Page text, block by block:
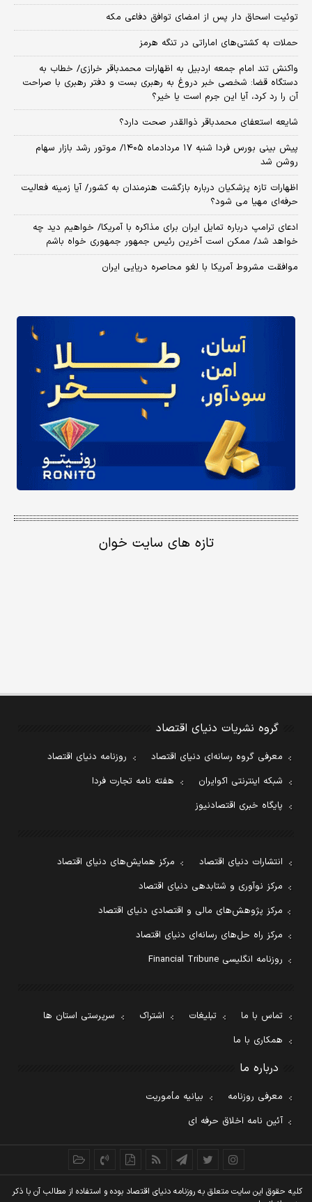
توئیت اسحاق دار پس از امضای توافق دفاعی مکه
حملات به کشتی‌های اماراتی در تنگه هرمز
واکنش تند امام جمعه اردبیل به اظهارات محمدباقر خرازی/ خطاب به
دستگاه قضا: شخصی خبر دروغ به رهبری بست و دفتر رهبری با صراحت
آن را رد کرد، آیا این جرم است یا خیر؟
شایعه استعفای محمدباقر ذوالقدر صحت دارد؟
پیش بینی بورس فردا شنبه ۱۷ مردادماه ۱۴۰۵/ موتور رشد بازار سهام
روشن شد
اظهارات تازه پزشکیان درباره بازگشت هنرمندان به کشور/ آیا زمینه فعالیت
حرفه‌ای مهیا می شود؟
ادعای ترامپ درباره تمایل ایران برای مذاکره با آمریکا/ خواهیم دید چه
خواهد شد/ ممکن است آخرین رئیس‌ جمهور جمهوری خواه باشم
موافقت مشروط آمریکا با لغو محاصره دریایی ایران
تازه های سایت خوان
گروه نشریات دنیای اقتصاد
معرفی گروه رسانه‌ای دنیای اقتصاد
روزنامه دنیای اقتصاد
شبکه اینترنتی اکوایران
هفته نامه تجارت فردا
پایگاه خبری اقتصادنیوز
انتشارات دنیای اقتصاد
مرکز همایش‌های دنیای اقتصاد
مرکز نوآوری و شتابدهی دنیای اقتصاد
مرکز پژوهش‌های مالی و اقتصادی دنیای اقتصاد
مرکز راه حل‌های رسانه‌ای دنیای اقتصاد
روزنامه انگلیسی Financial Tribune
تماس با ما تبلیغات اشتراک
سرپرستی استان ها
همکاری با ما
درباره ما
معرفی روزنامه
بیانیه مأموریت
آئین نامه اخلاق حرفه ای
کليه حقوق اين سايت متعلق به روزنامه دنيای اقتصاد بوده و استفاده از مطالب آن با ذکر